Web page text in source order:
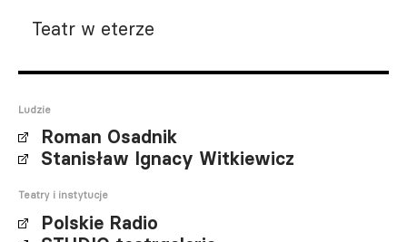
Teatr w eterze
Ludzie
Roman Osadnik
Stanisław Ignacy Witkiewicz
Teatry i instytucje
Polskie Radio